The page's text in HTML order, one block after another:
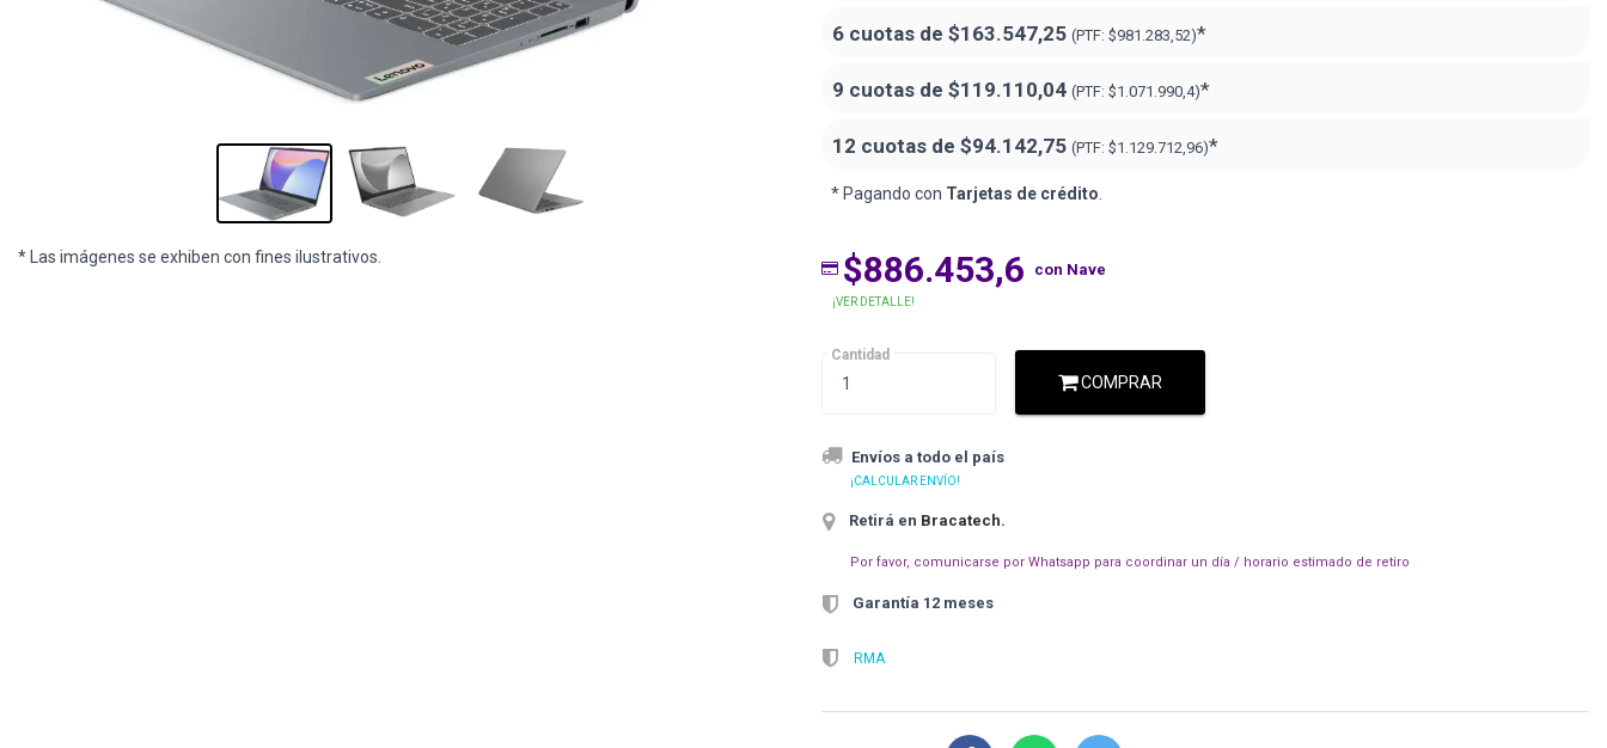
* Las imágenes se exhiben con fines ilustrativos.
6 cuotas de $163.547,25 (PTF: $981.283,52)*
9 cuotas de $119.110,04 (PTF: $1.071.990,4)*
12 cuotas de $94.142,75 (PTF: $1.129.712,96)*
* Pagando con Tarjetas de crédito
$886.453,6 con Nave
¡VER DETALLE!
Cantidad
COMPRAR
Envíos a todo el país
¡CALCULAR ENVÍO!
Retirá en Bracatech.
Por favor, comunicarse por Whatsapp para coordinar un día / horario estimado de retiro
Garantía 12 meses
RMA